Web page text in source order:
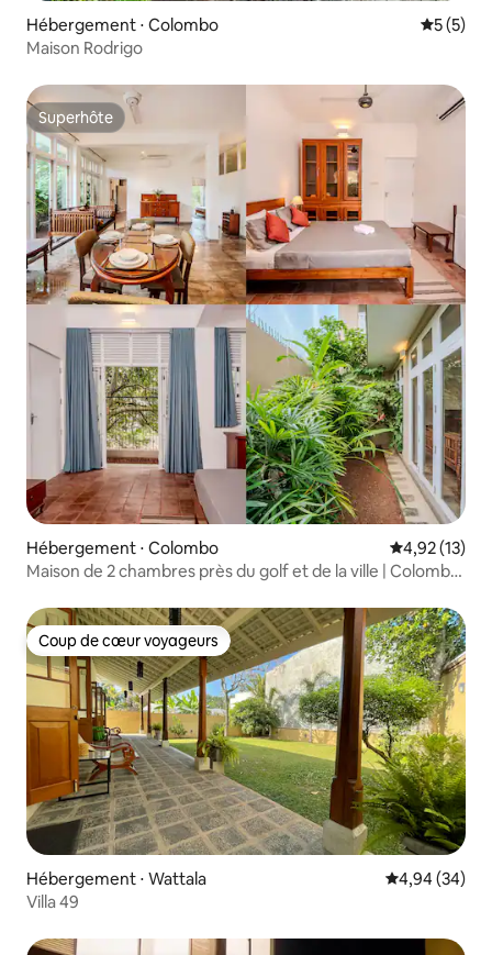
Hébergement ⋅ Colombo
5 (5)
Maison Rodrigo
Superhôte
Superhôte
Hébergement ⋅ Colombo Évaluation
4,92 (13)
Maison de 2 chambres près du golf et de la ville | Colombo
Coup de cœur voyageurs
Coup de cœur voyageurs
Hébergement ⋅ Wattala Évaluation
4,94 (34)
Villa 49